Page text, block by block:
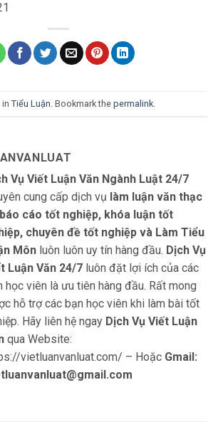
Tiểu Luận . Bookmark the permalink
Vụ Viết Luận Văn Ngành Luật 24/7
cung cấp dịch vụ làm luận văn thạc
cáo tốt nghiệp, khóa luận tốt
chuyên đề tốt nghiệp và Làm Tiểu
Môn luôn luôn uy tín hàng đầu. Dịch Vụ
Luận Văn 24/7 luôn đặt lợi ích của các
học viên là ưu tiên hàng đầu. Rất mong
hỗ trợ các bạn học viên khi làm bài tốt
Hãy liên hệ ngay Dịch Vụ Viết Luận
qua Website:
vietluanvanluat.com/ – Hoặc Gmail: